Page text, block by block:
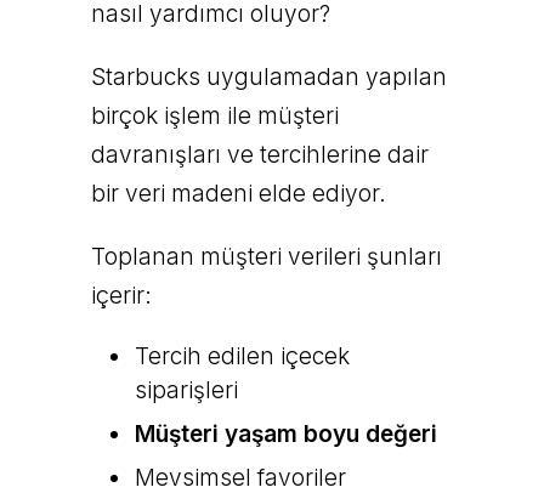
nasıl yardımcı oluyor?
Starbucks uygulamadan yapılan
birçok işlem ile müşteri
davranışları ve tercihlerine dair
bir veri madeni elde ediyor.
Toplanan müşteri verileri şunları
içerir:
Tercih edilen içecek
siparişleri
Müşteri yaşam boyu değeri
Mevsimsel favoriler